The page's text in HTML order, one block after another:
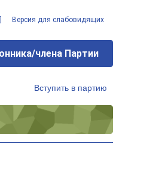
Версия для слабовидящих
члена Партии
Вступить в партию